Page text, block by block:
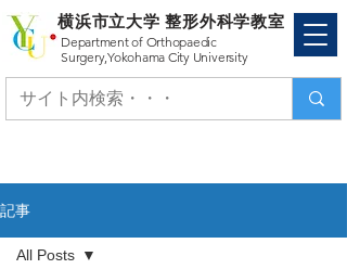
横浜市立大学 整形外科学教室
Department of Orthopaedic
Surgery,Yokohama City University
記事
All Posts